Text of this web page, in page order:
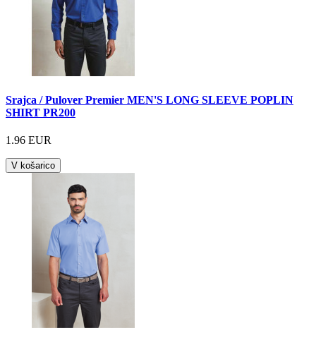
Srajca / Pulover Premier MEN'S LONG SLEEVE POPLIN
SHIRT PR200
1.96 EUR
V košarico